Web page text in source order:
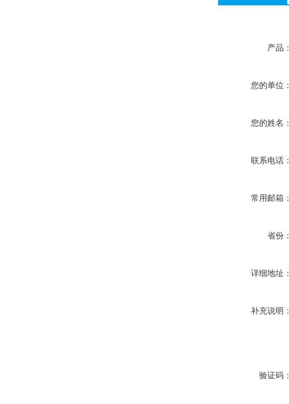
产品：
您的单位：
您的姓名：
联系电话：
常用邮箱：
省份：
详细地址：
补充说明：
验证码：